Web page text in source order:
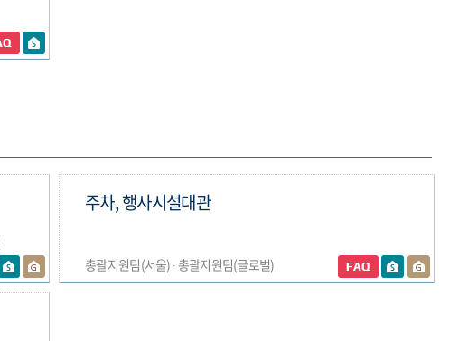
총괄지원팀(서울) ∙ 총괄지원팀(글로벌)
주차, 행사시설대관